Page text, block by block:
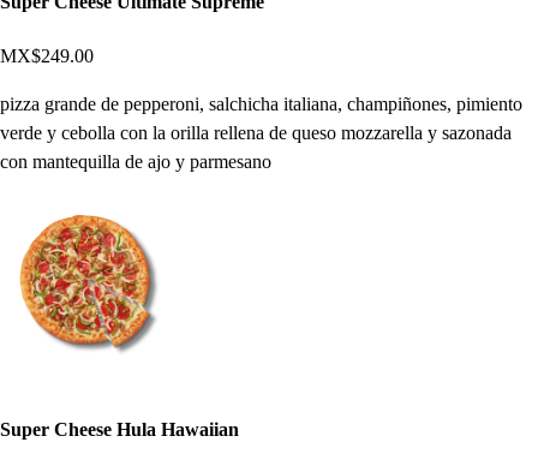
MX$249.00
pizza grande de pepperoni, salchicha italiana, champiñones, pimiento
verde y cebolla con la orilla rellena de queso mozzarella y sazonada
con mantequilla de ajo y parmesano
Super Cheese Hula Hawaiian